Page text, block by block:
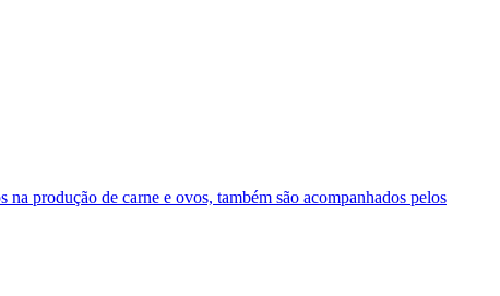
produção de carne e ovos, também são acompanhados pelos